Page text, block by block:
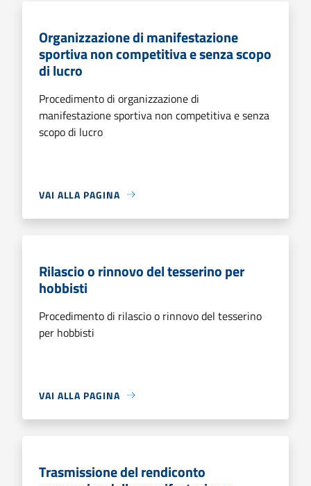
Organizzazione di manifestazione
sportiva non competitiva e senza scopo
di lucro
Procedimento di organizzazione di
manifestazione sportiva non competitiva e senza
scopo di lucro
VAI ALLA PAGINA
Rilascio o rinnovo del tesserino per
hobbisti
Procedimento di rilascio o rinnovo del tesserino
per hobbisti
VAI ALLA PAGINA
Trasmissione del rendiconto